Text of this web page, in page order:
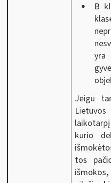
B
yra
Jeigu
kurio
tos